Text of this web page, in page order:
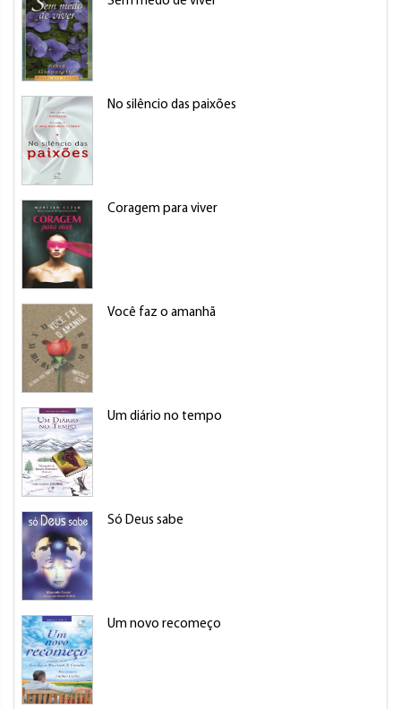
No silêncio das paixões
Coragem para viver
Você faz o amanhã
Um diário no tempo
Só Deus sabe
Um novo recomeço